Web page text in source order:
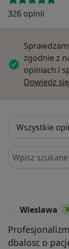
326 opinii
zgodnie z
opiniach i
Dowiedz
Szukaj w
Wieslawa
dbalosc o